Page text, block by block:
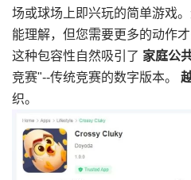
场或球场上即兴玩的简单游戏
能理解，但您需要更多的动作
这种包容性自然吸引了 家庭公
竞赛"--传统竞赛的数字版本。
织。